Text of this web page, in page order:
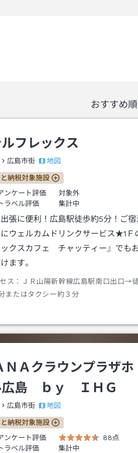
おすすめ順
フレックス
広島市街 地図
納税対象施設
ンケート評価
対象外
ラベル評価
集計中
張に便利！広島駅徒歩約5分！ご宿
ウェルカムドリンクサービス★1Ｆ
ックスカフェ チャッティー』でも
ます。
ス：
ＪＲ山陽新幹線広島駅南口出口→
またはタクシー約３分
ＮＡクラウンプラザホ
広島 ｂｙ ＩＨＧ
広島市街 地図
納税対象施設
ンケート評価
88点
ラベル評価
集計中